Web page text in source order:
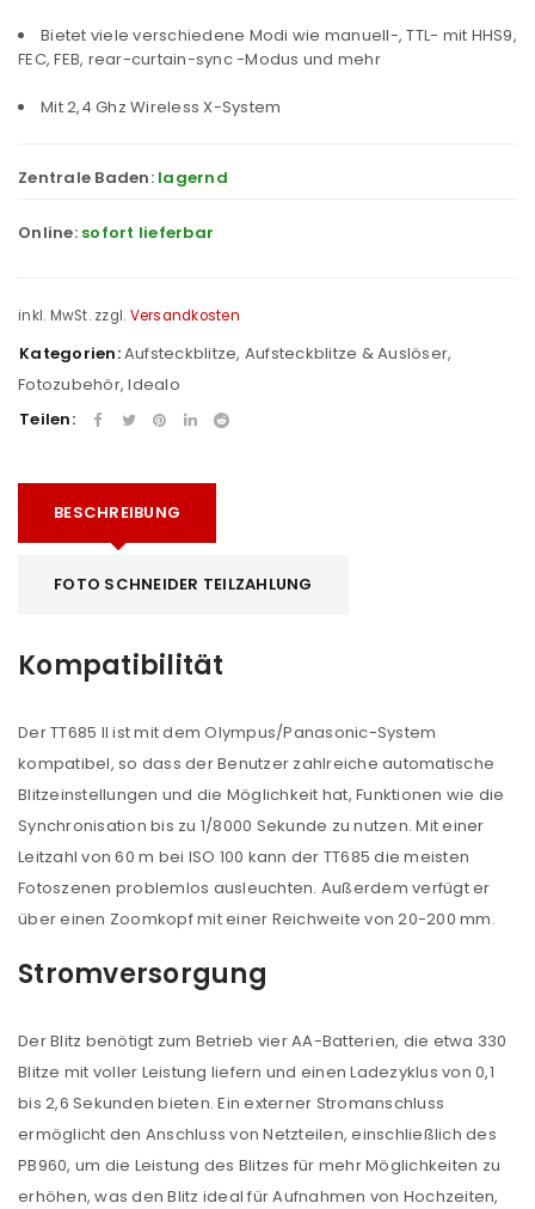
Bietet viele verschiedene Modi wie manuell-, TTL- mit HHS9,
FEC, FEB, rear-curtain-sync -Modus und mehr
Mit 2,4 Ghz Wireless X-System
Zentrale Baden: lagernd
Online: sofort lieferbar
inkl. MwSt. zzgl. Versandkosten
Kategorien:Aufsteckblitze, Aufsteckblitze & Auslöser,
Fotozubehör,Idealo
Teilen:
BESCHREIBUNG
FOTO SCHNEIDER TEILZAHLUNG
Kompatibilität
Der TT685 II ist mit dem Olympus/Panasonic-System
kompatibel, so dass der Benutzer zahlreiche automatische
Blitzeinstellungen und die Möglichkeit hat, Funktionen wie die
Synchronisation bis zu 1/8000 Sekunde zu nutzen. Mit einer
Leitzahl von 60 m bei ISO 100 kann der TT685 die meisten
Fotoszenen problemlos ausleuchten. Außerdem verfügt er
über einen Zoomkopf mit einer Reichweite von 20-200 mm.
Stromversorgung
Der Blitz benötigt zum Betrieb vier AA-Batterien, die etwa 330
Blitze mit voller Leistung liefern und einen Ladezyklus von 0,1
bis 2,6 Sekunden bieten. Ein externer Stromanschluss
ermöglicht den Anschluss von Netzteilen, einschließlich des
PB960, um die Leistung des Blitzes für mehr Möglichkeiten zu
erhöhen, was den Blitz ideal für Aufnahmen von Hochzeiten,